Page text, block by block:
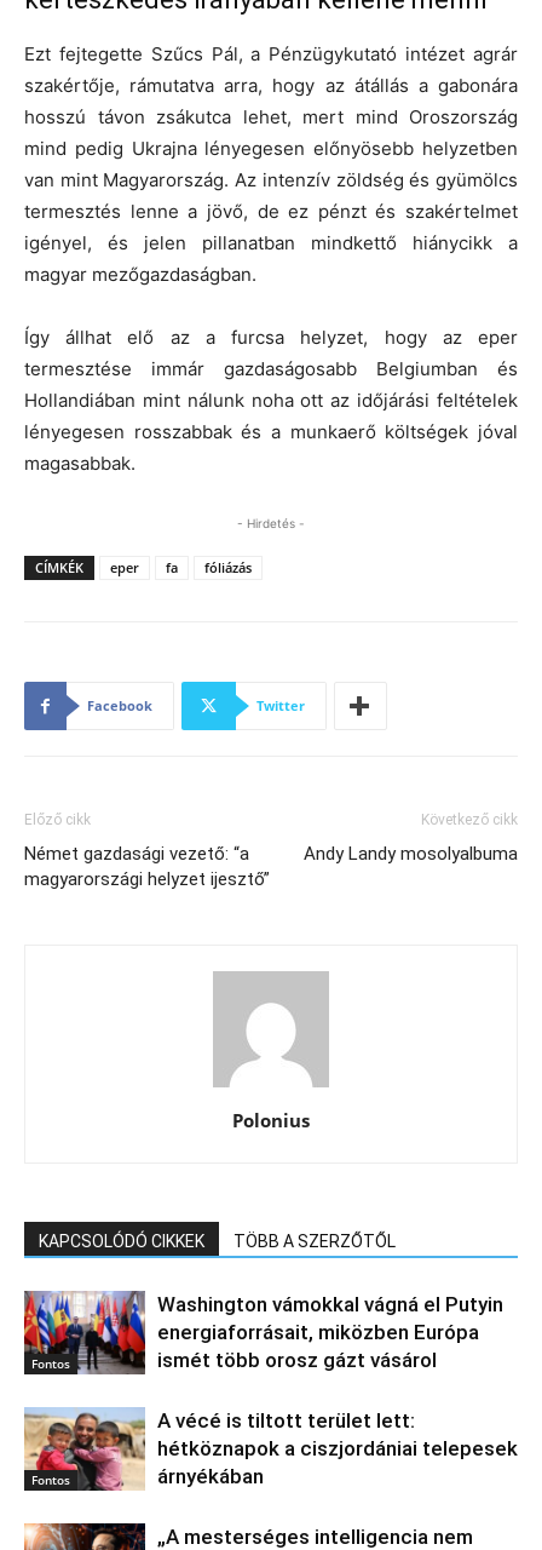
Ezt fejtegette Szűcs Pál, a Pénzügykutató intézet agrár
szakértője, rámutatva arra, hogy az átállás a gabonára
hosszú távon zsákutca lehet, mert mind Oroszország
mind pedig Ukrajna lényegesen előnyösebb helyzetben
van mint Magyarország. Az intenzív zöldség és gyümölcs
termesztés lenne a jövő, de ez pénzt és szakértelmet
igényel, és jelen pillanatban mindkettő hiánycikk a
magyar mezőgazdaságban.
Így állhat elő az a furcsa helyzet, hogy az eper
termesztése immár gazdaságosabb Belgiumban és
Hollandiában mint nálunk noha ott az időjárási feltételek
lényegesen rosszabbak és a munkaerő költségek jóval
magasabbak.
- Hirdetés -
CÍMKÉK eper fa fóliázás
Facebook Twitter
Előző cikk
Német gazdasági vezető: “a
magyarországi helyzet ijesztő”
Következő cikk
Andy Landy mosolyalbuma
Polonius
KAPCSOLÓDÓ CIKKEK TÖBB A SZERZŐTŐL
Fontos
Washington vámokkal vágná el Putyin
energiaforrásait, miközben Európa
ismét több orosz gázt vásárol
Fontos
A vécé is tiltott terület lett:
hétköznapok a ciszjordániai telepesek
árnyékában
„A mesterséges intelligencia nem